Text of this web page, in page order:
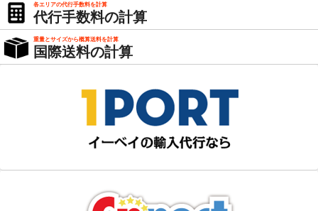
各エリアの代行手数料を計算
代行手数料の計算
重量とサイズから概算送料を計算
国際送料の計算